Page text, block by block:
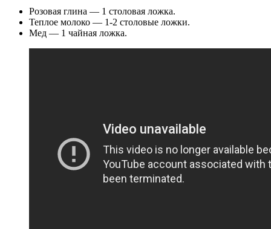
Розовая глина — 1 столовая ложка.
Теплое молоко — 1-2 столовые ложки.
Мед — 1 чайная ложка.